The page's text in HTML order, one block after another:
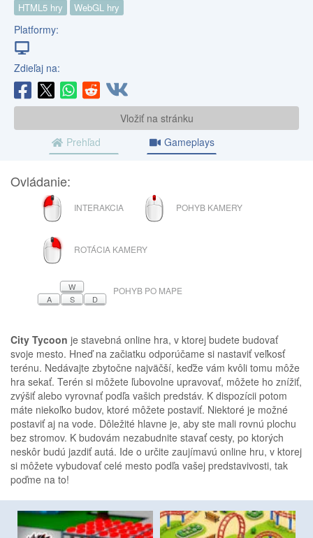
HTML5 hry WebGL hry
Platformy:
Zdieľaj na:
Vložiť na stránku
Prehľad
Gameplays
Ovládanie:
ĽAVÉ
TLAČIDLO
MYŠI
INTERAKCIA
ROLOVACIE
KOLIESKOPOHYB KAMERY
PRAVÉ
TLAČIDLO
MYŠI
ROTÁCIA KAMERY
W
A
S D
POHYB PO MAPE
City Tycoon je stavebná online hra, v ktorej budete budovať
svoje mesto. Hneď na začiatku odporúčame si nastaviť veľkosť
terénu. Nedávajte zbytočne najväčší, keďže vám kvôli tomu môže
hra sekať. Terén si môžete ľubovolne upravovať, môžete ho znížiť,
zvýšiť alebo vyrovnať podľa vašich predstáv. K dispozícii potom
máte niekoľko budov, ktoré môžete postaviť. Niektoré je možné
postaviť aj na vode. Dôležité hlavne je, aby ste mali rovnú plochu
bez stromov. K budovám nezabudnite stavať cesty, po ktorých
neskôr budú jazdiť autá. Ide o určite zaujímavú online hru, v ktorej
si môžete vybudovať celé mesto podľa vašej predstavivosti, tak
poďme na to!